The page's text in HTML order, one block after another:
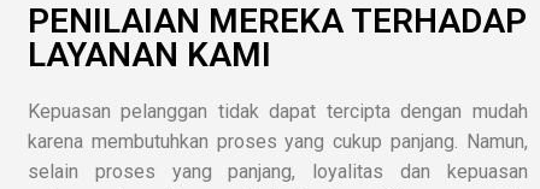
PENILAIAN MEREKA TERHADAP
LAYANAN KAMI
Kepuasan pelanggan tidak dapat tercipta dengan mudah
karena membutuhkan proses yang cukup panjang. Namun,
selain proses yang panjang, loyalitas dan kepuasan